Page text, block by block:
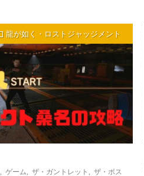
龍が如く・ロストジャッジメント
ゲーム ザ・ガントレット ザ・ボス